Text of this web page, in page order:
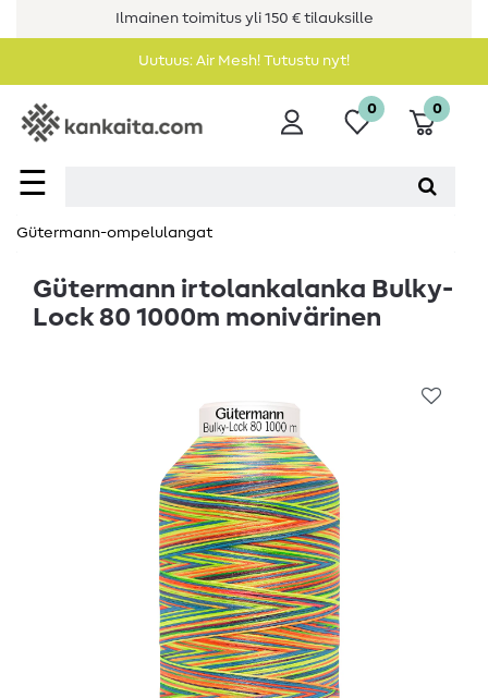
Ilmainen toimitus yli 150 € tilauksille
Uutuus: Air Mesh! Tutustu nyt!
☰
0 0
Gütermann-ompelulangat
Gütermann irtolankalanka Bulky-
Lock 80 1000m monivärinen